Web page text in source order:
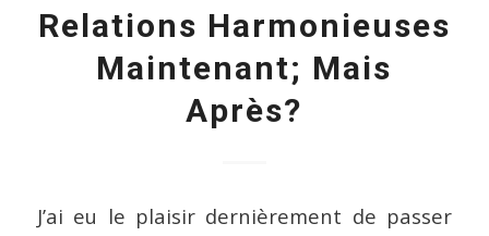
Relations Harmonieuses
Maintenant; Mais
Après?
J’ai eu le plaisir dernièrement de passer